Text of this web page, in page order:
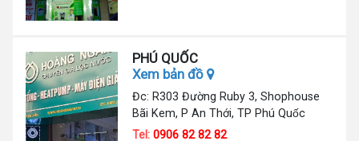
PHÚ QUỐC
Xem bản đồ
Đc: R303 Đường Ruby 3, Shophouse
Bãi Kem, P An Thới, TP Phú Quốc
Tel:0906 82 82 82